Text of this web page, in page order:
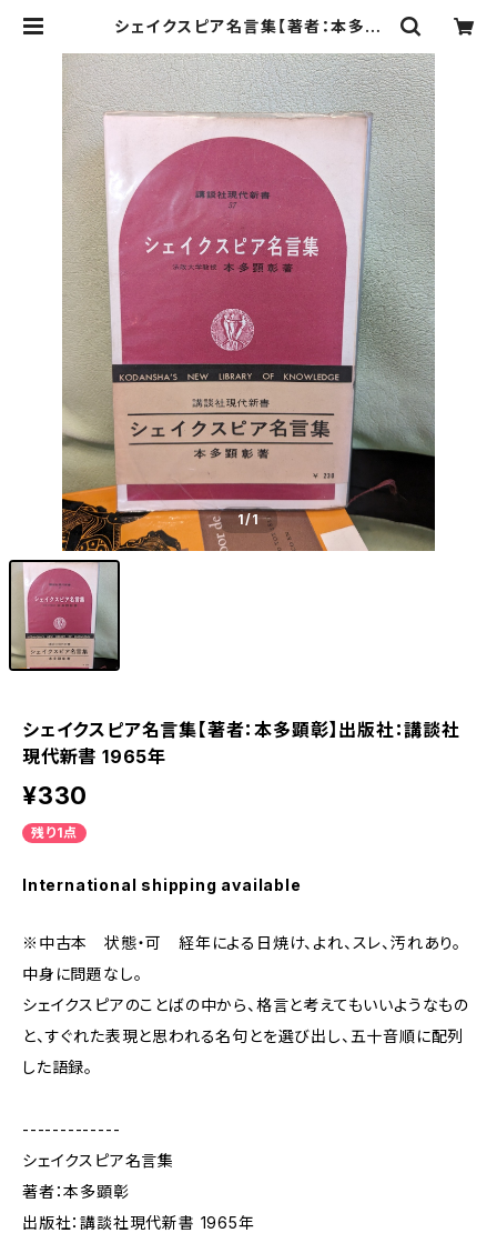
シェイクスピア名言集【著者：本多顕
| Birds' Tale Collective
1/1
シェイクスピア名言集【著者：本多顕彰】出版社：講談社
現代新書 1965年
¥330
残り1点
International shipping available
※中古本 状態・可 経年による日焼け、よれ、スレ、汚れあり。
中身に問題なし。
シェイクスピアのことばの中から、格言と考えてもいいようなもの
と、すぐれた表現と思われる名句とを選び出し、五十音順に配列
した語録。
-------------
シェイクスピア名言集
著者：本多顕彰
出版社：講談社現代新書 1965年